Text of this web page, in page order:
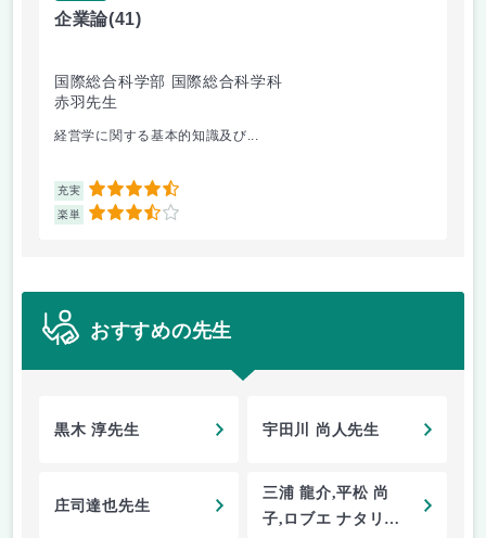
企業論(41)
国際総合科学部 国際総合科学科
赤羽先生
経営学に関する基本的知識及び...
充実 4.5
楽単 3.5
おすすめの先生
黒木 淳先生 宇田川 尚人先生
庄司達也先生
三浦 龍介,平松 尚
子,ロブエ ナタリー